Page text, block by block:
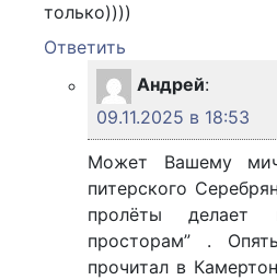
только))))
Ответить
Андрей:
09.11.2025 в 18:53
Может Вашему
питерского
пролёты делает
просторам” .
прочитал в